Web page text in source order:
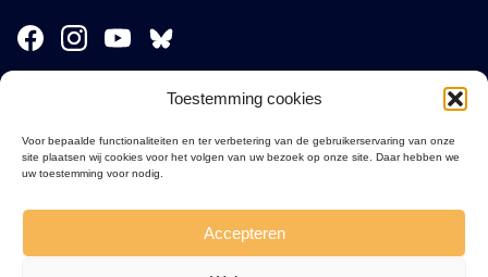
Toestemming cookies
Voor bepaalde functionaliteiten en ter verbetering van de gebruikerservaring van onze
site plaatsen wij cookies voor het volgen van uw bezoek op onze site. Daar hebben we
uw toestemming voor nodig.
Accepteren